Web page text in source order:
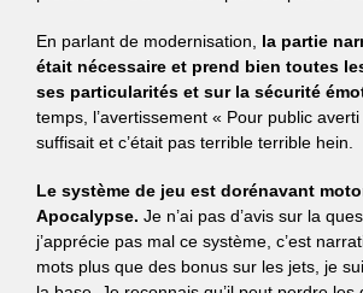
En parlant de modernisation, la partie
était nécessaire et prend bien toutes
ses particularités et sur la sécurité
temps, l’avertissement « Pour public averti
suffisait et c’était pas terrible terrible hein.
Le système de jeu est dorénavant
Apocalypse. Je n’ai pas d’avis sur la
j’apprécie pas mal ce système, c’est
mots plus que des bonus sur les jets, je